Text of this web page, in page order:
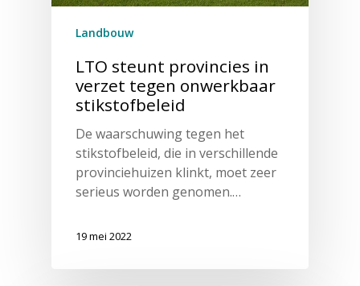
Landbouw
LTO steunt provincies in
verzet tegen onwerkbaar
stikstofbeleid
De waarschuwing tegen het
stikstofbeleid, die in verschillende
provinciehuizen klinkt, moet zeer
serieus worden genomen.…
19 mei 2022